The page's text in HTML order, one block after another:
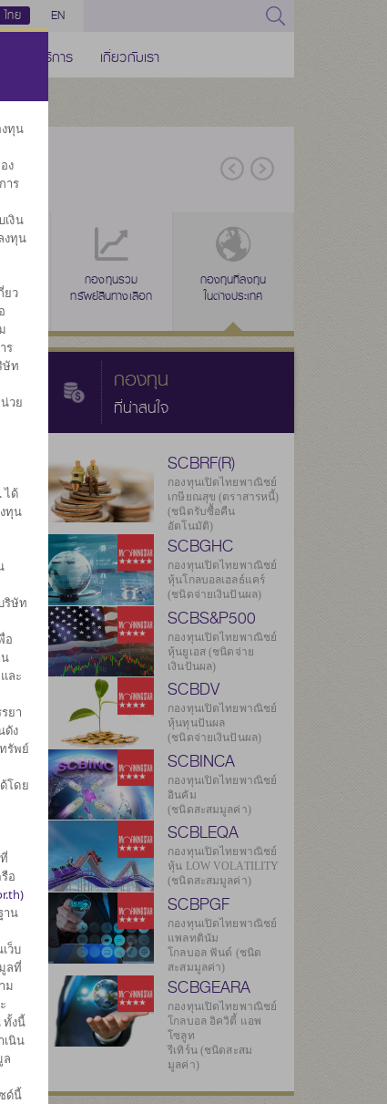
ไทย EN
ช่องทางบริการ เกี่ยวกับเรา
ลดหย่อนภาษี
(SSF)
ลดหย่อนภาษี
(THAI ESG)
กองทุนรวม
ทรัพย์สินทางเลือก
กองทุนที่ลงทุน
ในต่างประเทศ
ทุน
กองทุน
ที่น่าสนใจ
SCBRF(R)
กองทุนเปิดไทยพาณิชย์
เกษียณสุข (ตราสารหนี้)
(ชนิดรับซื้อคืน
อัตโนมัติ)
SCBGHC
กองทุนเปิดไทยพาณิชย์
หุ้นโกลบอลเฮลธ์แคร์
(ชนิดจ่ายเงินปันผล)
SCBS&P500
กองทุนเปิดไทยพาณิชย์
หุ้นยูเอส (ชนิดจ่าย
เงินปันผล)
SCBDV
กองทุนเปิดไทยพาณิชย์
หุ้นทุนปันผล
(ชนิดจ่ายเงินปันผล)
SCBINCA
กองทุนเปิดไทยพาณิชย์
อินคัม
(ชนิดสะสมมูลค่า)
SCBLEQA
กองทุนเปิดไทยพาณิชย์
หุ้น LOW VOLATILITY
(ชนิดสะสมมูลค่า)
SCBPGF
กองทุนเปิดไทยพาณิชย์
แพลทตินัม
โกลบอล ฟันด์ (ชนิด
สะสมมูลค่า)
SCBGEARA
กองทุนเปิดไทยพาณิชย์
โกลบอล อิควิตี้ แอพ
โซลูท
รีเทิร์น (ชนิดสะสม
มูลค่า)
ทุน
ง
าร
งิน
งทุน
ยว
ร
ษัท
วย
ได้
ทุน
ริษัท
อ
ละ
ยา
ดัง
รัพย์
โดย
อ
าน
ว็บ
ลที่
ม
ทั้งนี้
เนิน
ล
ด์นี้